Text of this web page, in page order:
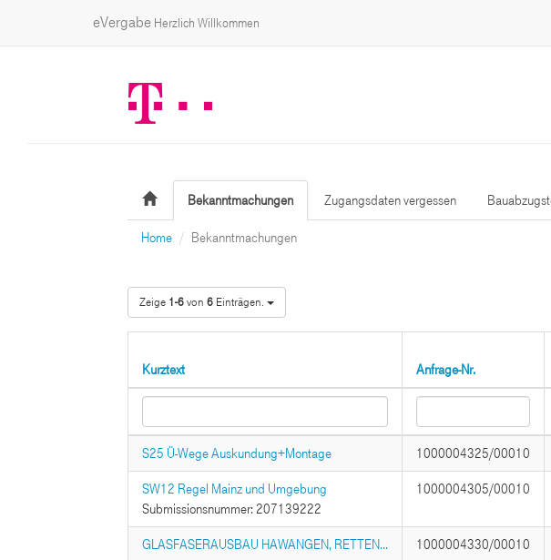
eVergabe Herzlich Willkommen
Bekanntmachungen Zugangsdaten vergessen
Home Bekanntmachungen
Zeige 1-6von 6Einträgen.
Kurztext Anfrage-Nr.
S25 Ü-Wege Auskundung+Montage 1000004325/00010
SW12 Regel Mainz und Umgebung
Submissionsnummer: 207139222
1000004305/00010
GLASFASERAUSBAU HAWANGEN, RETTEN... 1000004330/00010